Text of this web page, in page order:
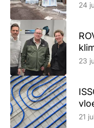
24
23
21